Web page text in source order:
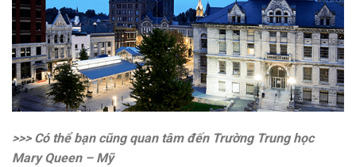
>>> Có thể bạn cũng quan tâm đến Trường Trung học
Mary Queen – Mỹ